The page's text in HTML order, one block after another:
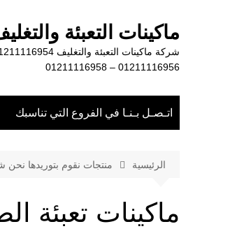
ماكينات التعبئة
01211116956 – 01211116958
اتـصـل بـنـا في الفروع التي تناسبك
الرئيسية منتجات نقوم بتوريدها
ماكينات تعبئة